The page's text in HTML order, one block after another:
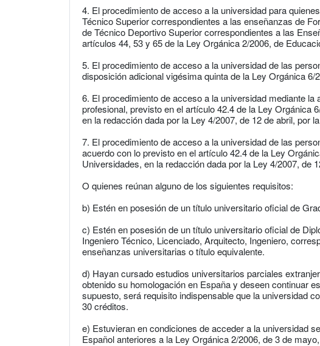
4. El procedimiento de acceso a la universidad para
Técnico Superior correspondientes a las enseñanzas de
de Técnico Deportivo Superior correspondientes a las
artículos 44, 53 y 65 de la Ley Orgánica 2/2006, de
5. El procedimiento de acceso a la universidad de las
disposición adicional vigésima quinta de la Ley Orgánica
6. El procedimiento de acceso a la universidad mediante la
profesional, previsto en el artículo 42.4 de la Ley Orgánica
en la redacción dada por la Ley 4/2007, de 12 de abril, por
7. El procedimiento de acceso a la universidad de las
acuerdo con lo previsto en el artículo 42.4 de la Ley
Universidades, en la redacción dada por la Ley 4/2007, de
O quienes reúnan alguno de los siguientes requisitos:
b) Estén en posesión de un título universitario oficial de
c) Estén en posesión de un título universitario oficial de
Ingeniero Técnico, Licenciado, Arquitecto, Ingeniero,
enseñanzas universitarias o título equivalente.
d) Hayan cursado estudios universitarios parciales
obtenido su homologación en España y deseen continuar
supuesto, será requisito indispensable que la universidad
30 créditos.
e) Estuvieran en condiciones de acceder a la universidad
Español anteriores a la Ley Orgánica 2/2006, de 3 de